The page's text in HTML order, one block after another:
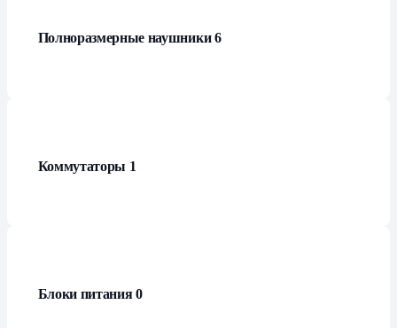
Полноразмерные наушники6
Коммутаторы 1
Блоки питания0